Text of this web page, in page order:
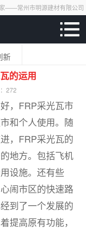
——常州市明源建材有限公司
新
的运用
272
，FRP采光瓦市
和个人使用。随
，FRP采光瓦的
地方。包括飞机
设施。还有些
闹市区的快速路
到了一个发展的
提高原有功能，